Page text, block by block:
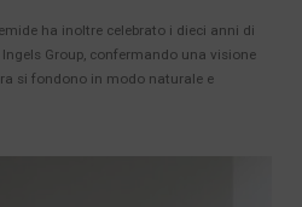
ha inoltre celebrato i dieci anni di
Group, confermando una visione
si fondono in modo naturale e